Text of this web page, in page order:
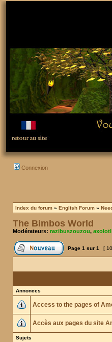
Connexion
Index du forum » English Forum »
The Bimbos World
Modérateurs: razibuszouzou, axolotl
Page 1 sur 1 [
Annonces
Access to the pages of
Accès aux pages du site
Sujets